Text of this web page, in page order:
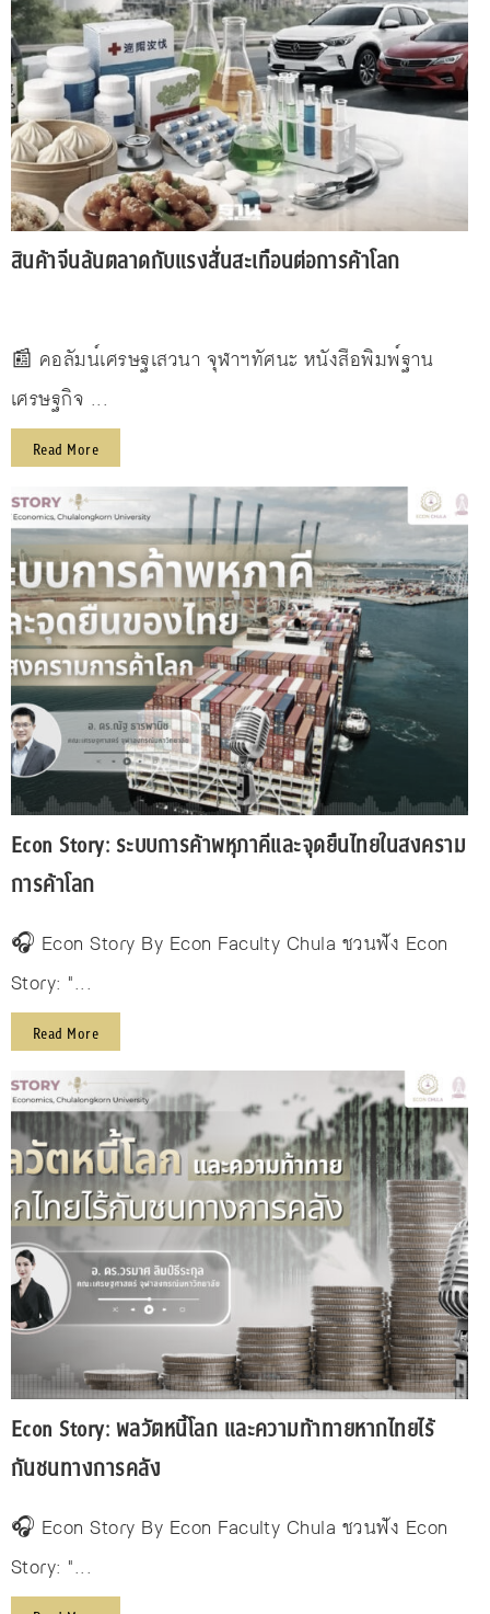
สินค้าจีนล้นตลาดกับแรงสั่นสะเทือนต่อการค้าโลก
📰 คอลัมน์เศรษฐเสวนา จุฬาฯทัศนะ หนังสือพิมพ์ฐาน
เศรษฐกิจ ...
Read More
Econ Story: ระบบการค้าพหุภาคีและจุดยืนไทยในสงคราม
การค้าโลก
🎧 Econ Story By Econ Faculty Chula ชวนฟัง Econ
Story: "...
Read More
Econ Story: พลวัตหนี้โลก และความท้าทายหากไทยไร้
กันชนทางการคลัง
🎧 Econ Story By Econ Faculty Chula ชวนฟัง Econ
Story: "...